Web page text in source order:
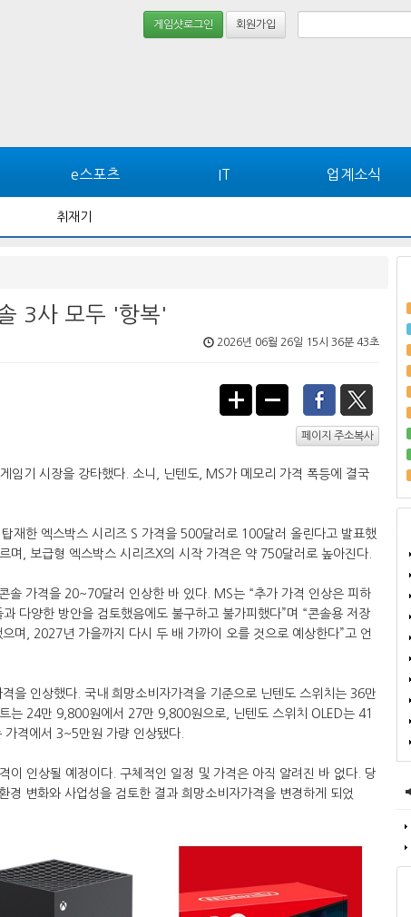
게임샷로그인 회원가입
e스포츠 IT 업계소식
취재기
3사 모두 '항복'
2026년 06월 26일 15시 36분 43초
페이지 주소복사
임기 시장을 강타했다. 소니, 닌텐도, MS가 메모리 가격 폭등에 결국
재한 엑스박스 시리즈 S 가격을 500달러로 100달러 올린다고 발표했
며, 보급형 엑스박스 시리즈X의 시작 가격은 약 750달러로 높아진다.
솔 가격을 20~70달러 인상한 바 있다. MS는 “추가 가격 인상은 피하
다양한 방안을 검토했음에도 불구하고 불가피했다”며 “콘솔용 저장
며, 2027년 가을까지 다시 두 배 가까이 오를 것으로 예상한다”고 언
을 인상했다. 국내 희망소비자가격을 기준으로 닌텐도 스위치는 36만
는 24만 9,800원에서 27만 9,800원으로, 닌텐도 스위치 OLED는 41
격에서 3~5만원 가량 인상됐다.
이 인상될 예정이다. 구체적인 일정 및 가격은 아직 알려진 바 없다. 당
경 변화와 사업성을 검토한 결과 희망소비자가격을 변경하게 되었